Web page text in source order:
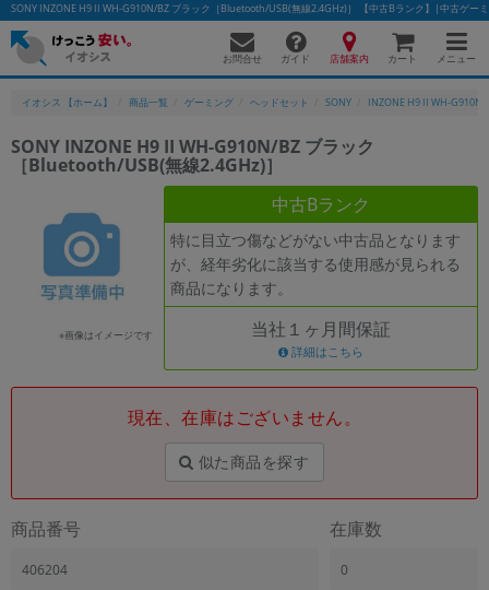
SONY INZONE H9 II WH-G910N/BZ ブラック［Bluetooth/USB(無線2.4GHz)］ 【中古Bランク】|中古ゲー
お問合せ ガイド 店舗案内 カート メニュー
イオシス 【ホーム】 商品一覧 ゲーミング ヘッドセット SONY INZONE H9 II WH-G910N/
SONY INZONE H9 II WH-G910N/BZ ブラック
［Bluetooth/USB(無線2.4GHz)］
※画像はイメージです
中古Bランク
特に目立つ傷などがない中古品となります
が、経年劣化に該当する使用感が見られる
商品になります。
当社１ヶ月間保証
詳細はこちら
現在、在庫はございません。
似た商品を探す
商品番号
406204
在庫数
0